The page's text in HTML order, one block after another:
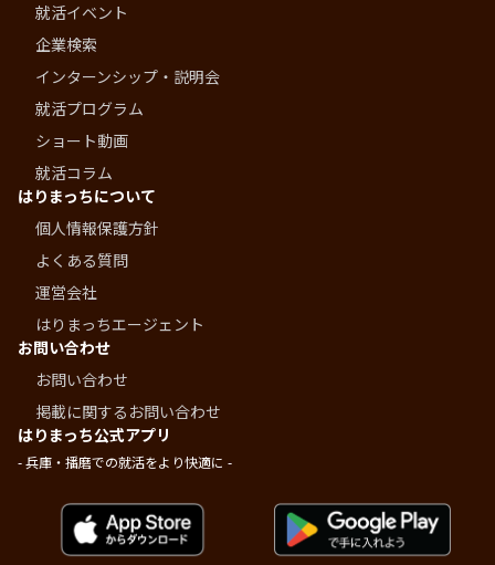
就活イベント
企業検索
インターンシップ・説明会
就活プログラム
ショート動画
就活コラム
はりまっちについて
個人情報保護方針
よくある質問
運営会社
はりまっちエージェント
お問い合わせ
お問い合わせ
掲載に関するお問い合わせ
はりまっち公式アプリ
- 兵庫・播磨での就活をより快適に -